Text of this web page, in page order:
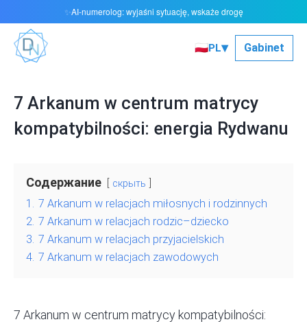
🇵🇱PL▾ Gabinet
7 Arkanum w centrum matrycy
kompatybilności: energia Rydwanu
Содержание скрыть
1. 7 Arkanum w relacjach miłosnych i rodzinnych
2. 7 Arkanum w relacjach rodzic–dziecko
3. 7 Arkanum w relacjach przyjacielskich
4. 7 Arkanum w relacjach zawodowych
7 Arkanum w centrum matrycy kompatybilności:
✨AI-numerolog: wyjaśni sytuację, wskaże drogę